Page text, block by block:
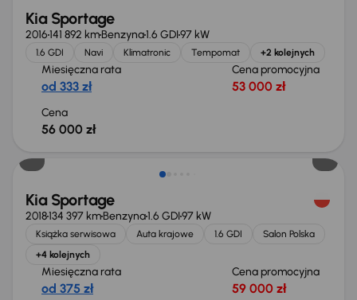
Kia Sportage
2016141 892 kmBenzyna1.6 GDI97 kW
1.6 GDI Navi Klimatronic Tempomat +2 kolejnych
Miesięczna rata
od 333 zł
Cena promocyjna
53 000 zł
Cena
56 000 zł
Kia Sportage
2018134 397 kmBenzyna1.6 GDI97 kW
Książka serwisowa Auta krajowe 1.6 GDI
Salon Polska
+4 kolejnych
Miesięczna rata
od 375 zł
Cena promocyjna
59 000 zł